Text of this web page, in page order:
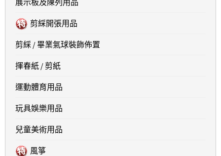
剪綵開張用品
剪綵 / 畢業氣球裝飾佈置
揮春紙 / 剪紙
運動體育用品
玩具娛樂用品
兒童美術用品
風箏